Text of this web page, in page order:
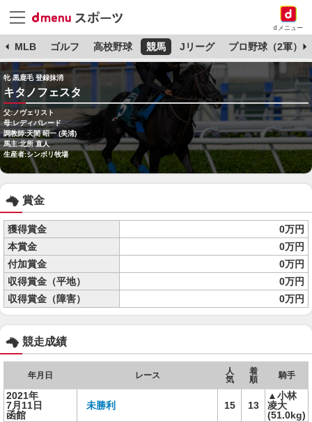
dメニュー
MLB ゴルフ 高校野球 競馬 Jリーグ プロ野球（2軍）
牝 黒鹿毛 登録抹消
キタノフェスタ
父:ノヴェリスト
母:レディパレード
調教師:天間 昭一 (美浦)
馬主:北所 直人
生産者:シンボリ牧場
賞金
獲得賞金
0万円
本賞金
0万円
付加賞金
0万円
収得賞金（平地）
0万円
収得賞金（障害）
0万円
競走成績
年月日 レース
人
気
着
順
騎手
2021年
7月11日
函館
未勝利 15 13
▲小林
凌大
(51.0kg)